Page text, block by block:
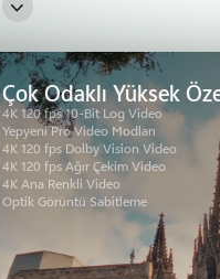
Çok Odaklı Yüksek
4K 120 fps 10-Bit Log Video
Yepyeni Pro Video Modları
4K 120 fps Dolby Vision Video
4K 120 fps Ağır Çekim Video
4K Ana Renkli Video
Optik Görüntü Sabitleme